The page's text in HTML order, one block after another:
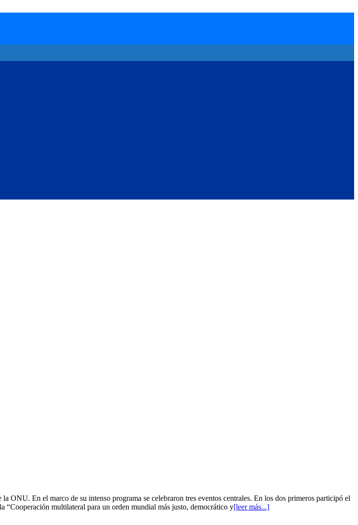
ONU. En el marco de su intenso programa se celebraron tres eventos centrales. En los dos primeros participó el
multilateral para un orden mundial más justo, democrático y[leer más...]